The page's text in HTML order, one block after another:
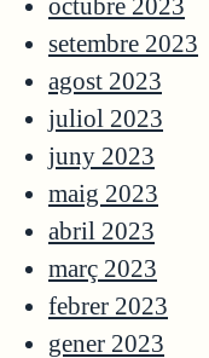
setembre 2023
agost 2023
juliol 2023
juny 2023
maig 2023
abril 2023
març 2023
febrer 2023
gener 2023